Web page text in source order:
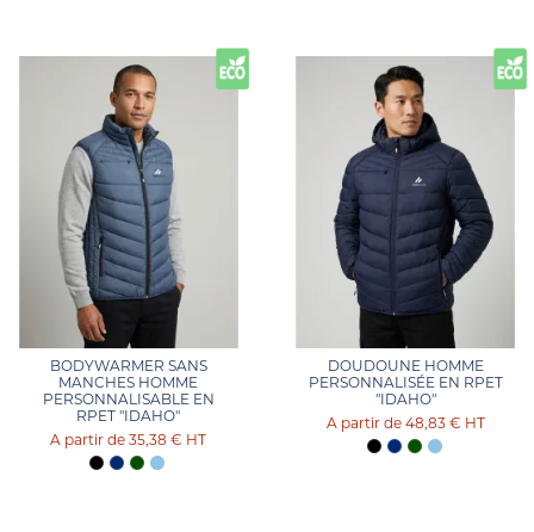
BODYWARMER SANS
MANCHES HOMME
PERSONNALISABLE EN
RPET "IDAHO"
35,38 € HT
DOUDOUNE HOMME
PERSONNALISÉE EN RPET
"IDAHO"
48,83 € HT